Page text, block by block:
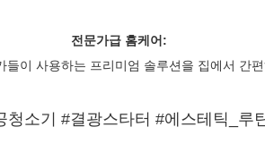
전문가급 홈케어:
들이 사용하는 프리미엄 솔루션을 집에서 간
청소기 #결광스타터 #에스테틱_루